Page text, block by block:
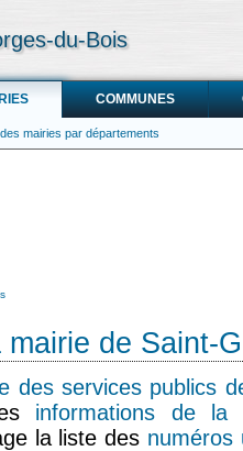
du-Bois
COMMUNES
mairies par départements
de Saint-
des services publics
informations de la
la liste des numéros